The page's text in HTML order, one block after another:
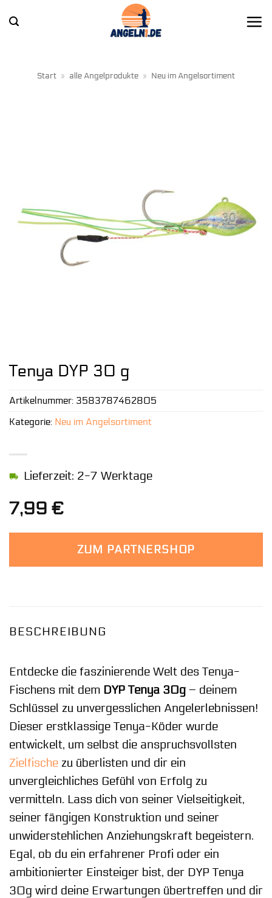
Inhalt
Start » alle Angelprodukte » Neu im Angelsortiment
Tenya DYP 30 g
7,99 €
Lieferzeit: 2-7 Werktage
ZUM PARTNERSHOP
Artikelnummer: 3583787462805
Kategorie: Neu im Angelsortiment
BESCHREIBUNG
Entdecke die faszinierende Welt des Tenya-
Fischens mit dem DYP Tenya 30g – deinem
Schlüssel zu unvergesslichen Angelerlebnissen!
Dieser erstklassige Tenya-Köder wurde
entwickelt, um selbst die anspruchsvollsten
Zielfische zu überlisten und dir ein
unvergleichliches Gefühl von Erfolg zu
vermitteln. Lass dich von seiner Vielseitigkeit,
seiner fängigen Konstruktion und seiner
unwiderstehlichen Anziehungskraft begeistern.
Egal, ob du ein erfahrener Profi oder ein
ambitionierter Einsteiger bist, der DYP Tenya
30g wird deine Erwartungen übertreffen und dir